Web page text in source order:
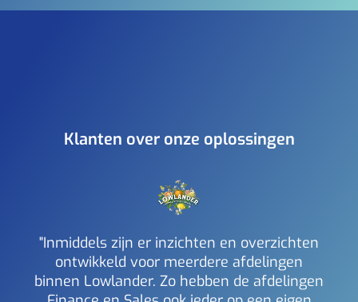
Klanten over onze oplossingen
"Inmiddels zijn er inzichten en overzichten
ontwikkeld voor meerdere afdelingen
binnen Lowlander. Zo hebben de afdelingen